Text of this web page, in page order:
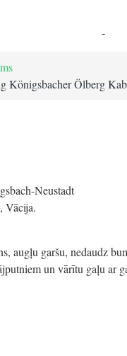
Königsbacher Ölberg
-
Neustadt
Vācija.
augļu garšu, nedaudz
un vārītu gaļu ar